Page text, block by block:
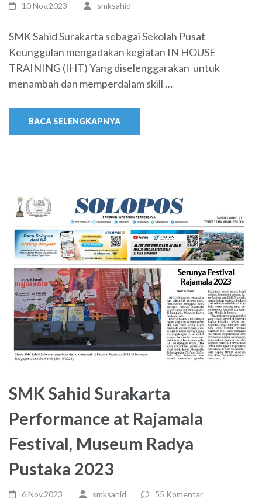
10 Nov,2023 smksahid
SMK Sahid Surakarta sebagai Sekolah Pusat
Keunggulan mengadakan kegiatan IN HOUSE
TRAINING (IHT) Yang diselenggarakan untuk
menambah dan memperdalam skill …
BACA SELENGKAPNYA
SMK Sahid Surakarta
Performance at Rajamala
Festival, Museum Radya
Pustaka 2023
6 Nov,2023 smksahid 55 Komentar